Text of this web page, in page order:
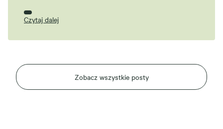
Zobacz wszystkie posty
Czytaj dalej